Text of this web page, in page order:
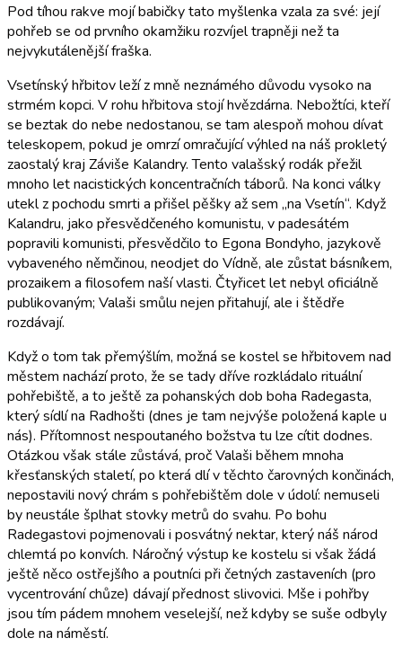
Pod tíhou rakve mojí babičky tato myšlenka vzala za své: její
pohřeb se od prvního okamžiku rozvíjel trapněji než ta
nejvykutálenější fraška.
Vsetínský hřbitov leží z mně neznámého důvodu vysoko na
strmém kopci. V rohu hřbitova stojí hvězdárna. Nebožtíci, kteří
se beztak do nebe nedostanou, se tam alespoň mohou dívat
teleskopem, pokud je omrzí omračující výhled na náš prokletý
zaostalý kraj Záviše Kalandry. Tento valašský rodák přežil
mnoho let nacistických koncentračních táborů. Na konci války
utekl z pochodu smrti a přišel pěšky až sem „na Vsetín“. Když
Kalandru, jako přesvědčeného komunistu, v padesátém
popravili komunisti, přesvědčilo to Egona Bondyho, jazykově
vybaveného němčinou, neodjet do Vídně, ale zůstat básníkem,
prozaikem a filosofem naší vlasti. Čtyřicet let nebyl oficiálně
publikovaným; Valaši smůlu nejen přitahují, ale i štědře
rozdávají.
Když o tom tak přemýšlím, možná se kostel se hřbitovem nad
městem nachází proto, že se tady dříve rozkládalo rituální
pohřebiště, a to ještě za pohanských dob boha Radegasta,
který sídlí na Radhošti (dnes je tam nejvýše položená kaple u
nás). Přítomnost nespoutaného božstva tu lze cítit dodnes.
Otázkou však stále zůstává, proč Valaši během mnoha
křesťanských staletí, po která dlí v těchto čarovných končinách,
nepostavili nový chrám s pohřebištěm dole v údolí: nemuseli
by neustále šplhat stovky metrů do svahu. Po bohu
Radegastovi pojmenovali i posvátný nektar, který náš národ
chlemtá po konvích. Náročný výstup ke kostelu si však žádá
ještě něco ostřejšího a poutníci při četných zastaveních (pro
vycentrování chůze) dávají přednost slivovici. Mše i pohřby
jsou tím pádem mnohem veselejší, než kdyby se suše odbyly
dole na náměstí.